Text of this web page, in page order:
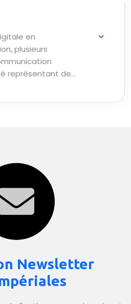
en
représentant de
Newsletter